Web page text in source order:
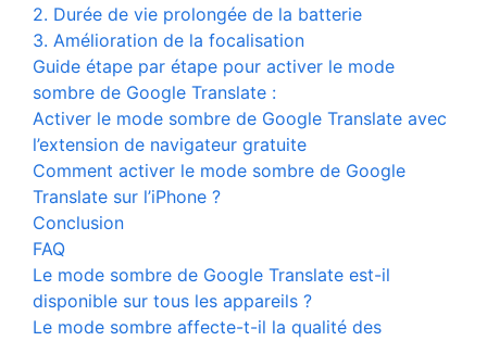
2. Durée de vie prolongée de la batterie
3. Amélioration de la focalisation
Guide étape par étape pour activer le mode
sombre de Google Translate :
Activer le mode sombre de Google Translate avec
l’extension de navigateur gratuite
Comment activer le mode sombre de Google
Translate sur l’iPhone ?
Conclusion
FAQ
Le mode sombre de Google Translate est-il
disponible sur tous les appareils ?
Le mode sombre affecte-t-il la qualité des